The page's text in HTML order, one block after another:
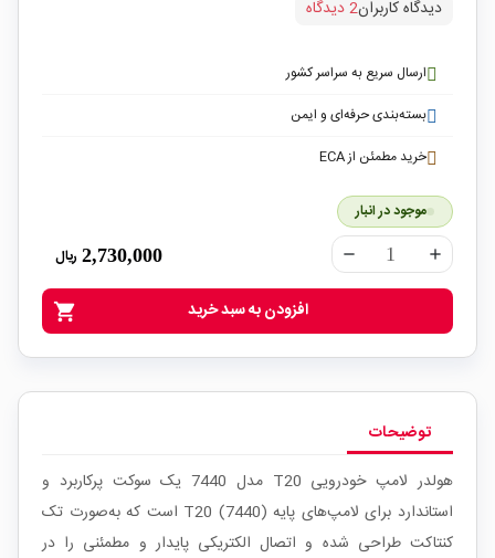
دیدگاه کاربران2 دیدگاه
ارسال سریع به سراسر کشور
بسته‌بندی حرفه‌ای و ایمن
خرید مطمئن از ECA
موجود در انبار
remove add
2,730,000 ریال
shopping_cart افزودن به سبد خرید
توضیحات
هولدر لامپ خودرویی T20 مدل 7440 یک سوکت پرکاربرد و
استاندارد برای لامپ‌های پایه T20 (7440) است که به‌صورت تک
کنتاکت طراحی شده و اتصال الکتریکی پایدار و مطمئنی را در